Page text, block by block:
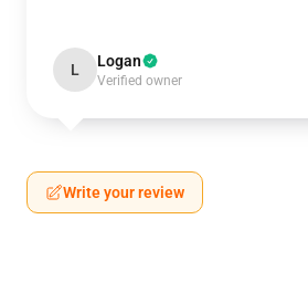
L Logan
Verified owner
Write your review